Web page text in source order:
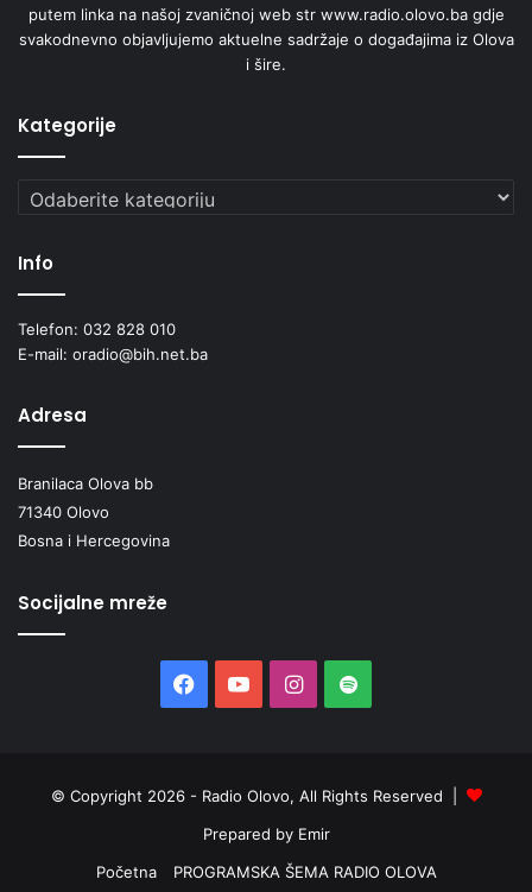
putem linka na našoj zvaničnoj web str www.radio.olovo.ba gdje
svakodnevno objavljujemo aktuelne sadržaje o događajima iz Olova
i šire.
Kategorije
Kategorije
Info
Telefon: 032 828 010
E-mail: oradio@bih.net.ba
Adresa
Branilaca Olova bb
71340 Olovo
Bosna i Hercegovina
Socijalne mreže
Facebook
YouTubeInstagram
Spotify
© Copyright 2026 - Radio Olovo, All Rights Reserved |
Prepared by Emir
Početna
PROGRAMSKA ŠEMA RADIO OLOVA